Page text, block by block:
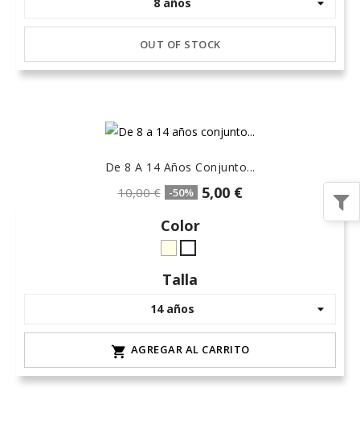
OUT OF STOCK
De 8 A 14 Años Conjunto...
10,00 € -50%
5,00 €
Color
crudo-
marfil
Blanco
Talla
 AGREGAR AL CARRITO